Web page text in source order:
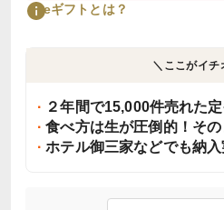
eギフトとは？
＼ここがイチ
２年間で15,000件売れた定
食べ方は生が圧倒的！その
ホテル御三家などでも納入